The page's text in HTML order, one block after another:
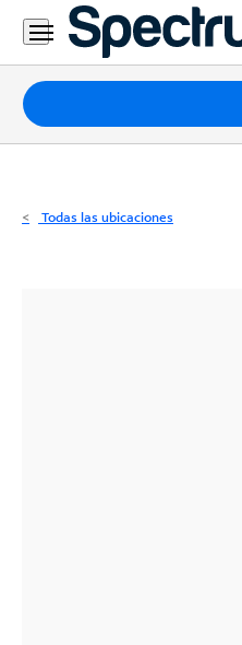
Residencial
Business
Paquetes
Internet
Todas las ubicaciones